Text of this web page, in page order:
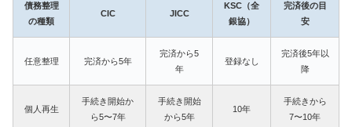
債務整理
の種類
CIC JICC
KSC（全
銀協）
完済後の目
安
任意整理 完済から5年
完済から5
年
登録なし
完済後5年以
降
個人再生
手続き開始か
ら5〜7年
手続き開始
から5年
10年
手続きから
7〜10年